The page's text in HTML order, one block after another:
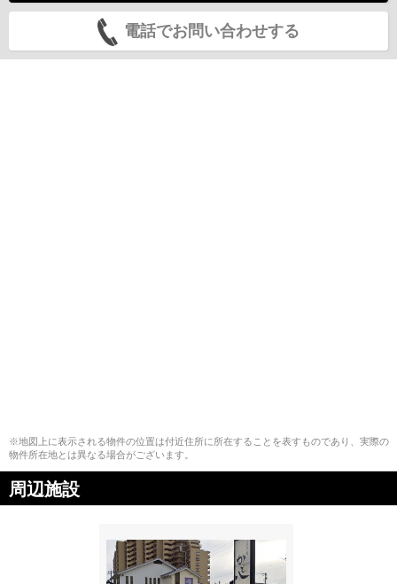
電話でお問い合わせする
※地図上に表示される物件の位置は付近住所に所在することを表すものであり、実際の
物件所在地とは異なる場合がございます。
周辺施設